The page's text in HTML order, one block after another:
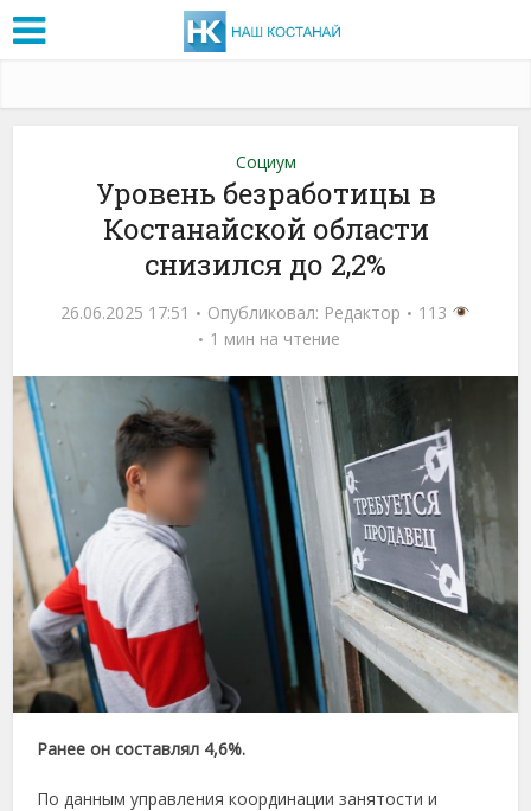
Социум
Уровень безработицы в
Костанайской области
снизился до 2,2%
26.06.2025 17:51 Опубликовал: Редактор
113
1 мин на чтение
Ранее он составлял 4,6%.
По данным управления координации занятости и